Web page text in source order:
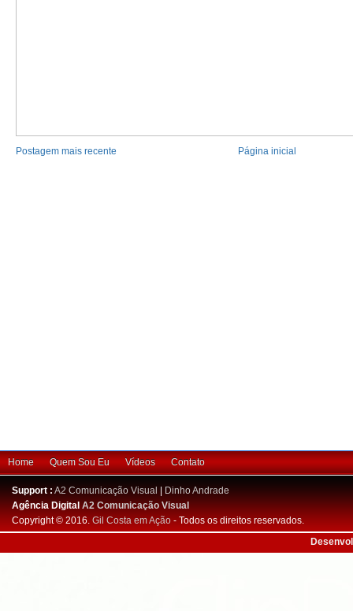
Postagem mais recente Página inicial
Home Quem Sou Eu Vídeos Contato
Support : A2 Comunicação Visual
Dinho Andrade
Agência DigitalA2 Comunicação Visual
Copyright © 2016. Gil Costa em Ação - Todos os direitos reservados.